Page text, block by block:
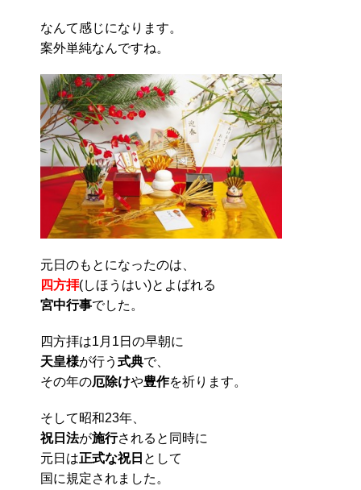
なんて感じになります。
案外単純なんですね。
元日のもとになったのは、
四方拝(しほうはい)とよばれる
宮中行事でした。
四方拝は1月1日の早朝に
天皇様が行う 式典で、
その年の厄除けや豊作を祈ります。
そして昭和23年、
祝日法が施行されると同時に
元日は正式な祝日 として
国に規定されました。